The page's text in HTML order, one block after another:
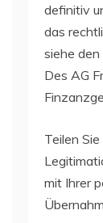
definitiv
das
siehe
Des AG
Teilen
mit Ihrer